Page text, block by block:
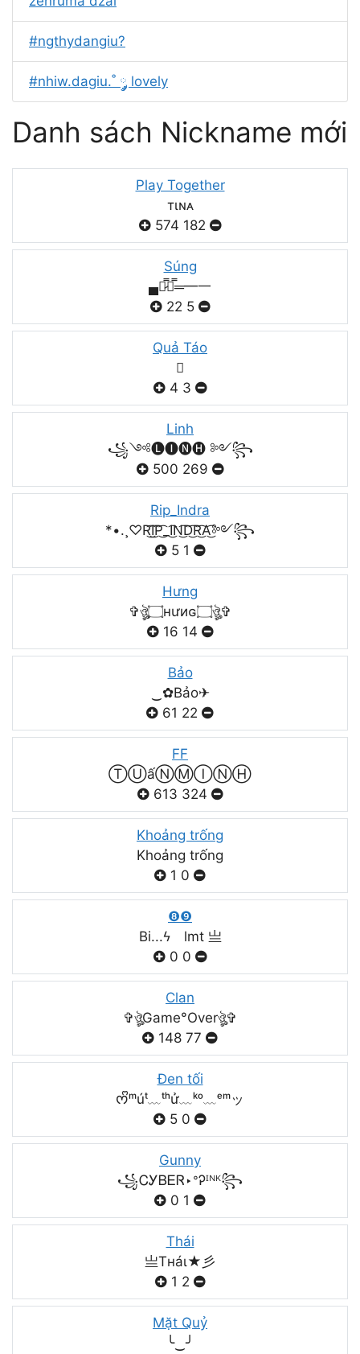
#ngthydangiu?
#nhiw.dagiu.˚ ༘༘ lovely
Danh sách Nickname mới
Play Together
тιɴᴀ
574 182
Súng
▄︻̷̿┻̿═━一
22 5
Quả Táo

4 3
Linh
꧁༺🅛🅘🅝🅗 ༻꧂
500 269
Rip_Indra
*•.¸♡R͜͡I͜͡P͜͡_I͜͡N͜͡D͜͡R͜͡A͜͡༻꧂
5 1
Hưng
✞ঔৣ۝нưиɢ۝ঔৣ✞
16 14
Bảo
‿✿Bảo✈
61 22
FF
ⓉⓊấⓃⓂⒾⓃⒽ
613 324
Khoảng trống
Khoảng trống
1 0
❽❾
Bi...ϟ lmt 亗
0 0
Clan
✞ঔৣGame°Overঔৣ✞
148 77
Đen tối
ᰔᩚᵐúᵗ﹏ᵗʰử﹏ᵏᵒ﹏ᵉᵐッ
5 0
Gunny
꧁ᏟᎩᏴᎬᏒ‣ᐤᎮᴵᴺᴷ꧂
0 1
Thái
亗Tнáι★彡
1 2
Mặt Quỷ
╰‿╯